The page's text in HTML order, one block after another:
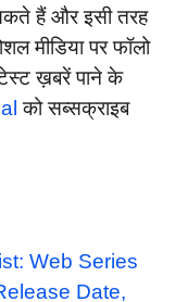
हैं और इसी तरह
मीडिया पर फॉलो
ख़बरें पाने के
को सब्सक्राइब
Web Series
Date,